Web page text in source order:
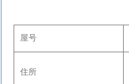
屋号
住所